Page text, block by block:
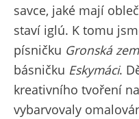
savce, jaké mají
staví iglú. K tomu
písničku Gronská zem
básničku Eskymáci.
kreativního tvoření
vybarvovaly